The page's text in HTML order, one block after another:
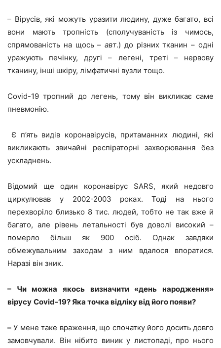
– Вірусів, які можуть уразити людину, дуже багато, всі
вони мають тропність (сполучуваність із чимось,
спрямованість на щось –авт.) до різних тканин – одні
уражують печінку, другі – легені, треті – нервову
тканину, інші шкіру, лімфатичні вузли тощо.
Covid-19 тропний до легень, тому він викликає саме
пневмонію.
Є п’ять видів коронавірусів, притаманних людині, які
викликають звичайні респіраторні захворювання без
ускладнень.
Відомий ще один коронавірус SARS, який недовго
циркулював у 2002-2003 роках. Тоді на нього
перехворіло близько 8 тис. людей, тобто не так вже й
багато, але рівень летальності був доволі високий –
померло більш як 900 осіб. Однак завдяки
обмежувальним заходам з ним вдалося впоратися.
Наразі він зник.
– Чи можна якось визначити «день народження»
вірусу Covid-19? Яка точка відліку від його появи?
– У мене таке враження, що спочатку його досить довго
замовчували. Він нібито виник у листопаді, про нього